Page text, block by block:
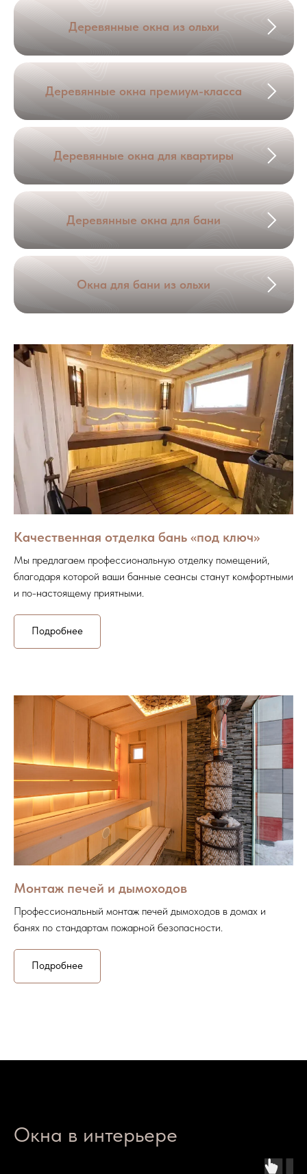
Деревянные окна из ольхи
Деревянные окна премиум-класса
Деревянные окна для квартиры
Деревянные окна для бани
Окна для бани из ольхи
Качественная отделка бань «под ключ»
Мы предлагаем профессиональную отделку помещений,
благодаря которой ваши банные сеансы станут комфортными
и по-настоящему приятными.
Подробнее
Монтаж печей и дымоходов
Профессиональный монтаж печей дымоходов в домах и
банях по стандартам пожарной безопасности.
Подробнее
Окна в интерьере